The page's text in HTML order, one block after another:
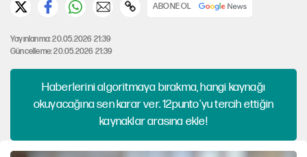
ABONE OL
Yayınlanma: 20.05.2026 21:39
Güncelleme: 20.05.2026 21:39
Haberlerini algoritmaya bırakma, hangi kaynağı
okuyacağına sen karar ver. 12punto'yu tercih ettiğin
kaynaklar arasına ekle!